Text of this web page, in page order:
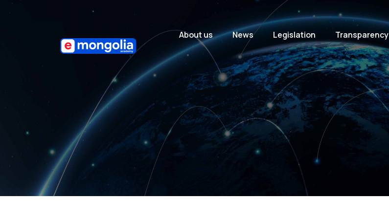
About us News Legislation Transparency